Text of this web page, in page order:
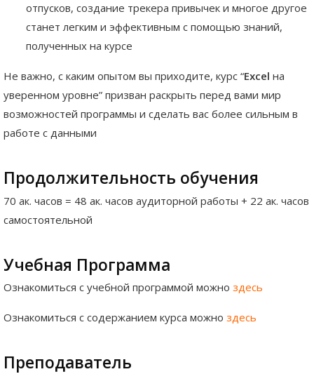
отпусков, создание трекера привычек и многое другое
станет легким и эффективным с помощью знаний,
полученных на курсе
Не важно, с каким опытом вы приходите, курс “Excel на
уверенном уровне” призван раскрыть перед вами мир
возможностей программы и сделать вас более сильным в
работе с данными
Продолжительность обучения
70 aк. часов = 48 ак. часов аудиторной работы + 22 ак. часов
самостоятельной
Учебная Программа
Ознакомиться с учебной программой можно здесь
Ознакомиться с содержанием курса можно здесь
Преподаватель